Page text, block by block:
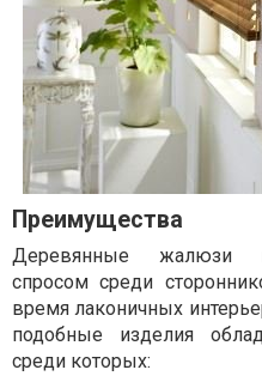
Преимущества
Деревянные жалюзи
спросом среди
время лаконичных
подобные изделия
среди которых: